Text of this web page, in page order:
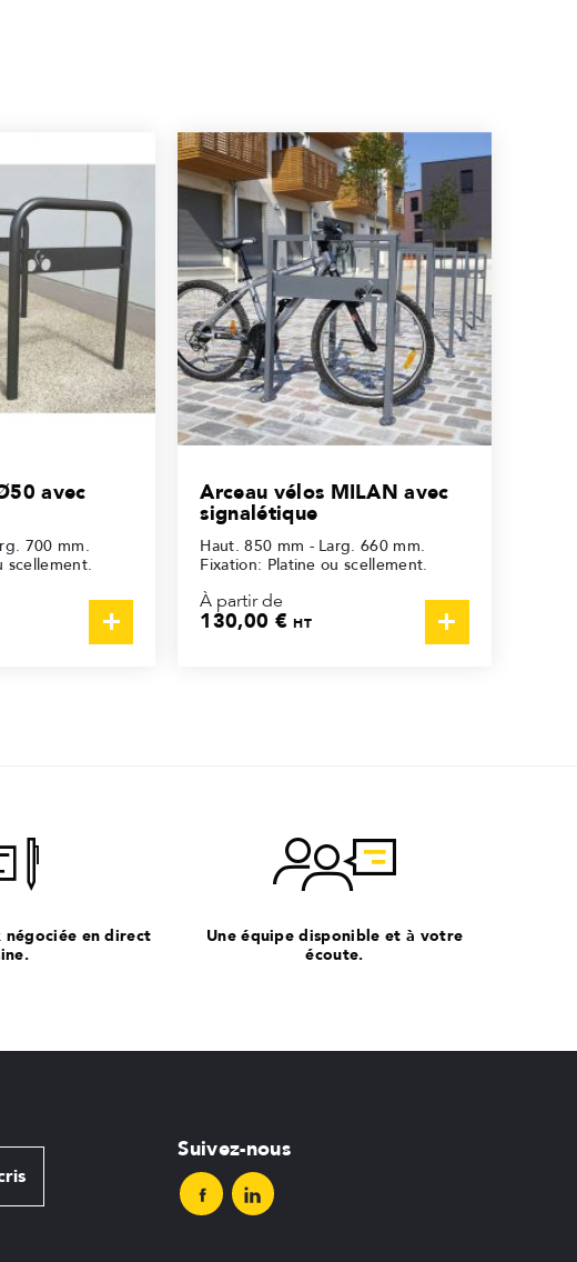
avec
700 mm.
scellement.
Arceau vélos MILAN avec
signalétique
Haut. 850 mm - Larg. 660 mm.
Fixation: Platine ou scellement.
À partir de
130,00 €HT
négociée en direct
Une équipe disponible et à votre
écoute.
Suivez-nous